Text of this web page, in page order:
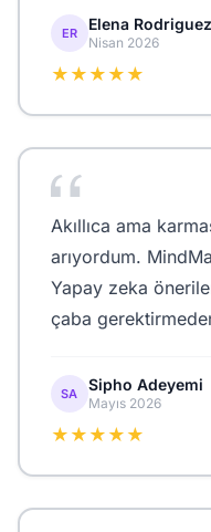
ER Elena Rodriguez
Nisan 2026
★★★★★
Akıllıca ama
arıyordum.
Yapay zeka
çaba
SA Sipho Adeyemi
Mayıs 2026
★★★★★